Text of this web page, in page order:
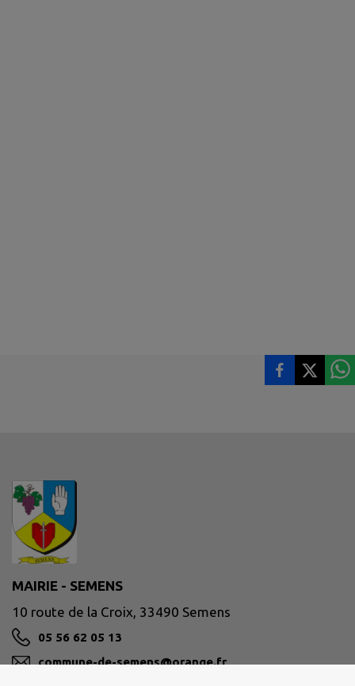
MAIRIE - SEMENS
10 route de la Croix, 33490 Semens
05 56 62 05 13
commune-de-semens@orange.fr